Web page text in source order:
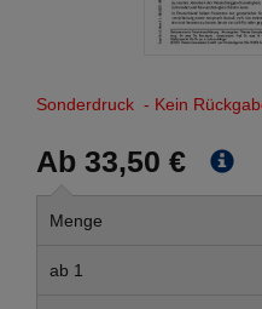
Sonderdruck - Kein
Ab 33,50 €
Menge
ab 1